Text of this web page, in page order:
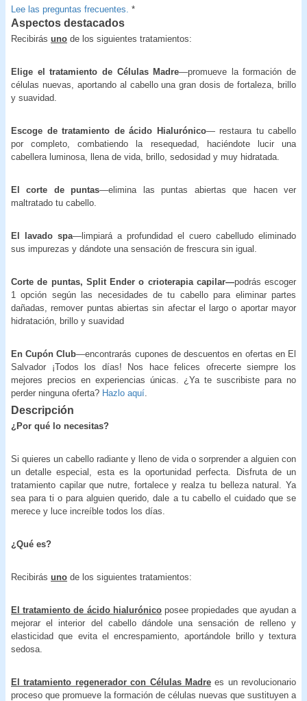
Lee las preguntas frecuentes. *
Aspectos destacados
Recibirás uno de los siguientes tratamientos:
Elige el tratamiento de Células Madre—promueve la formación de
células nuevas, aportando al cabello una gran dosis de fortaleza, brillo
y suavidad.
Escoge de tratamiento de ácido Hialurónico— restaura tu cabello
por completo, combatiendo la resequedad, haciéndote lucir una
cabellera luminosa, llena de vida, brillo, sedosidad y muy hidratada.
El corte de puntas—elimina las puntas abiertas que hacen ver
maltratado tu cabello.
El lavado spa—limpiará a profundidad el cuero cabelludo eliminado
sus impurezas y dándote una sensación de frescura sin igual.
Corte de puntas, Split Ender o crioterapia capilar—podrás escoger
1 opción según las necesidades de tu cabello para eliminar partes
dañadas, remover puntas abiertas sin afectar el largo o aportar mayor
hidratación, brillo y suavidad
En Cupón Club—encontrarás cupones de descuentos en ofertas en El
Salvador ¡Todos los días! Nos hace felices ofrecerte siempre los
mejores precios en experiencias únicas. ¿Ya te suscribiste para no
perder ninguna oferta? Hazlo aquí
Descripción
¿Por qué lo necesitas?
Si quieres un cabello radiante y lleno de vida o sorprender a alguien con
un detalle especial, esta es la oportunidad perfecta. Disfruta de un
tratamiento capilar que nutre, fortalece y realza tu belleza natural. Ya
sea para ti o para alguien querido, dale a tu cabello el cuidado que se
merece y luce increíble todos los días.
¿Qué es?
Recibirás uno de los siguientes tratamientos:
El tratamiento de ácido hialurónicoposee propiedades que ayudan a
mejorar el interior del cabello dándole una sensación de relleno y
elasticidad que evita el encrespamiento, aportándole brillo y textura
sedosa.
El tratamiento regenerador con Células Madrees un revolucionario
proceso que promueve la formación de células nuevas que sustituyen a